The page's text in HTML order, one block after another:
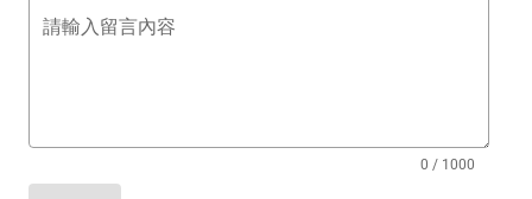
請輸入留言內容
0 / 1000